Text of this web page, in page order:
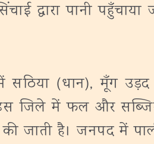
द्वारा पानी
(धान), मूँग
जिले में फल और
जाती है। जनपद में